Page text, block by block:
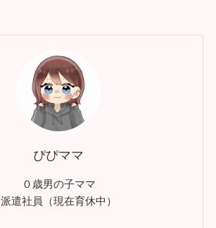
ぴぴママ
０歳男の子ママ
派遣社員（現在育休中）